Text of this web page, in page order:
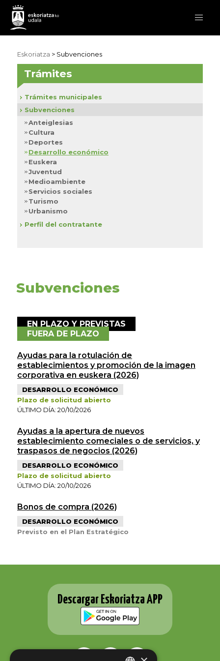
Eskoriatza > Subvenciones
Subvenciones
EN PLAZO Y PREVISTAS
FUERA DE PLAZO
Ayudas para la rotulación de
establecimientos y promoción de la imagen
corporativa en euskera (2026)
DESARROLLO ECONÓMICO
Plazo de solicitud abierto
ÚLTIMO DÍA: 20/10/2026
Ayudas a la apertura de nuevos
establecimiento comeciales o de servicios, y
traspasos de negocios (2026)
DESARROLLO ECONÓMICO
Plazo de solicitud abierto
ÚLTIMO DÍA: 20/10/2026
Bonos de compra (2026)
DESARROLLO ECONÓMICO
Previsto en el Plan Estratégico
Trámites
Trámites municipales
Subvenciones
Anteiglesias
Cultura
Deportes
Desarrollo económico
Euskera
Juventud
Medioambiente
Servicios sociales
Turismo
Urbanismo
Perfil del contratante
Descargar Eskoriatza APP